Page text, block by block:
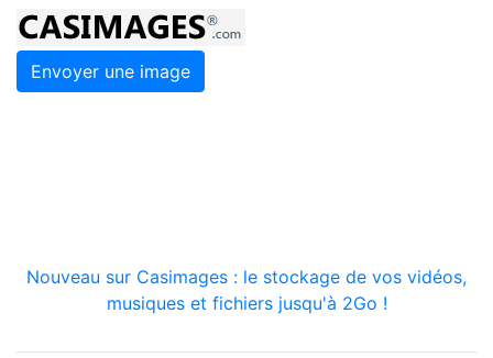
Envoyer une image
Nouveau sur Casimages : le stockage de vos vidéos,
musiques et fichiers jusqu'à 2Go !